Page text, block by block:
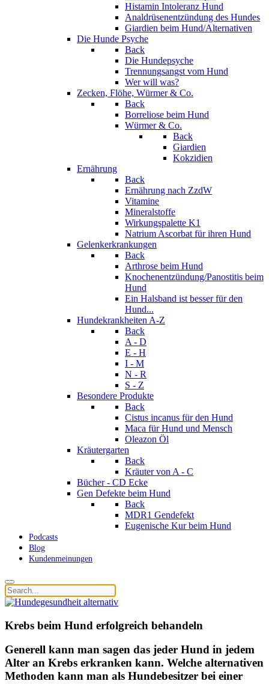
Histamin Intoleranz Hund
Analdrüsenentzündung des Hundes
Giardien beim Hund/Alternativen
Die Hunde Psyche
Back
Die Hundepsyche
Trennungsangst vom Hund
Wer will was?
Zecken, Flöhe, Würmer & Co.
Back
Borreliose beim Hund
Würmer & Co.
Back
Giardien
Kokzidien
Ernährung
Back
Ernährung nach ZzdW
Vitamine
Mineralstoffe
Wirkungspalette K1
Natrium Ascorbat für ihren Hund
Gelenkerkrankungen
Back
Arthrose beim Hund
Knochenentzündung/Panostitis beim
Hund
Ein Halsband ist besser für den
Hund...
Hundekrankheiten A-Z
Back
A - D
E - H
I - M
N - R
S - Z
Besondere Produkte
Back
Cistus incanus für den Hund
Maca für Hund und Mensch
Oleazon Öl
Kräutergarten
Back
Kräuter von A - C
Bücher - CD Ecke
Gen Defekte beim Hund
Back
MDR1 Gendefekt
Eugenische Kur beim Hund
Podcasts
Blog
Kundenmeinungen
Krebs beim Hund erfolgreich behandeln
Generell kann man sagen das jeder Hund in jedem
Alter an Krebs erkranken kann. Welche alternativen
Methoden kann man als Hundebesitzer bei einer